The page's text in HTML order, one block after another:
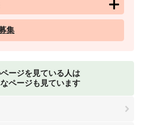
集
ージを見ている人は
ページも見ています